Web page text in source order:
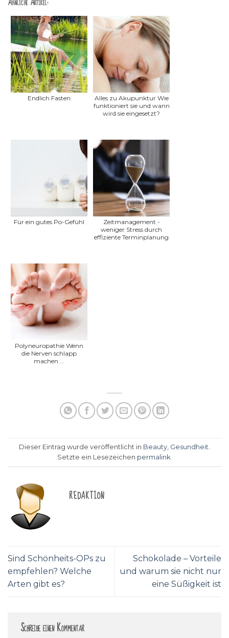
Endlich Fasten
Alles zu Akupunktur Wie
funktioniert sie und wann
wird sie eingesetzt?
Für ein gutes Po-Gefühl
Zeitmanagement -
weniger Stress durch
effiziente Terminplanung
Polyneuropathie Wenn
die Nerven schlapp
machen ...
Dieser Eintrag wurde veröffentlicht in Beauty Gesundheit
Setzte ein Lesezeichen permalink
REDAKTION
Sind Schönheits-OPs zu
empfehlen? Welche
Arten gibt es?
Schokolade – Vorteile
und warum sie nicht nur
eine Süßigkeit ist
Schreibe einen Kommentar